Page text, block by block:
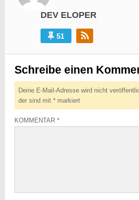
DEV ELOPER
51
Schreibe einen
Deine E-Mail-Adresse wird nicht
der sind mit * markiert
KOMMENTAR *